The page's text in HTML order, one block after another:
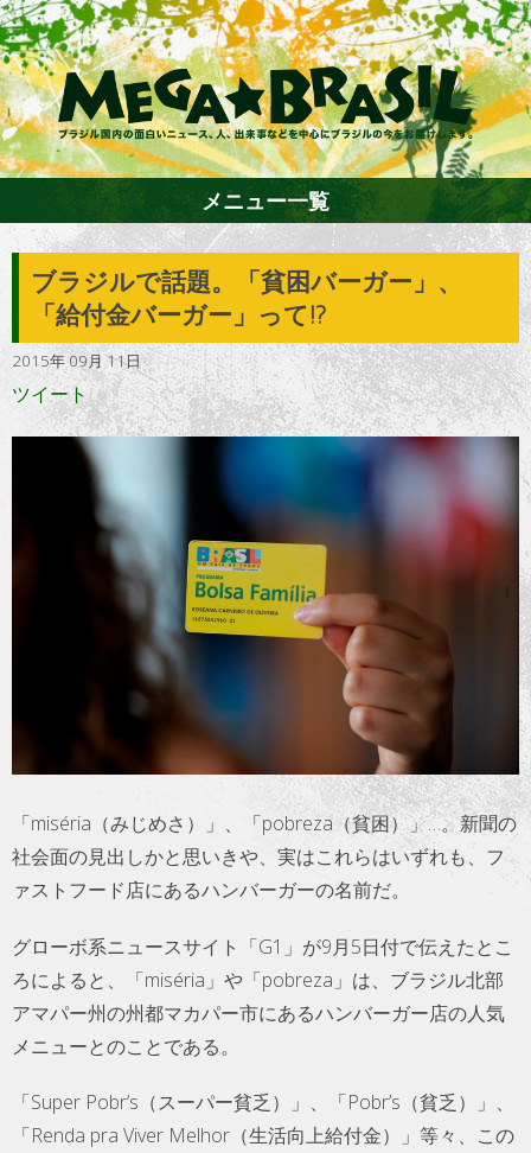
ホーム
ファション
エンターテイメント
グルメ
トラベル
サッカー
ビジネス
コラム
メニュー一覧
ブラジルで話題。「貧困バーガー」、
「給付金バーガー」って!?
2015年 09月 11日
ツイート
「miséria（みじめさ）」、「pobreza（貧困）」…。新聞の
社会面の見出しかと思いきや、実はこれらはいずれも、フ
ァストフード店にあるハンバーガーの名前だ。
グローボ系ニュースサイト「G1」が9月5日付で伝えたとこ
ろによると、「miséria」や「pobreza」は、ブラジル北部
アマパー州の州都マカパー市にあるハンバーガー店の人気
メニューとのことである。
「Super Pobr’s（スーパー貧乏）」、「Pobr’s（貧乏）」、
「Renda pra Viver Melhor（生活向上給付金）」等々、この